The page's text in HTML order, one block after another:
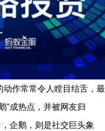
作常常令人瞠目结舌，最
成热点，并被网友归
企鹅，则是社交巨头象